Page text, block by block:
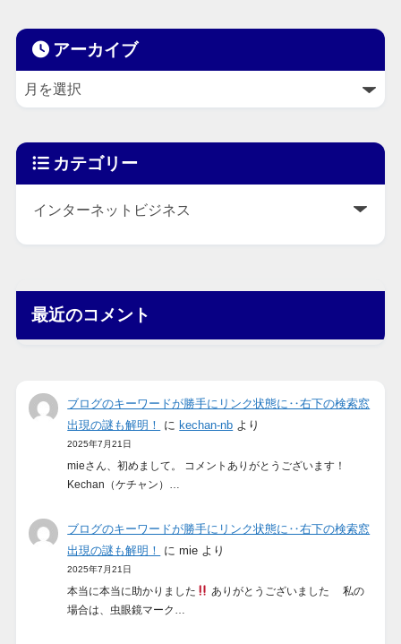
アーカイブ
カテゴリー
最近のコメント
ブログのキーワードが勝手にリンク状態に‥右下の検索窓
出現の謎も解明！
にkechan-nb より
2025年7月21日
mieさん、初めまして。 コメントありがとうございます！
Kechan（ケチャン）…
ブログのキーワードが勝手にリンク状態に‥右下の検索窓
出現の謎も解明！
にmie より
2025年7月21日
本当に本当に助かりました
ありがとうございました 私の
場合は、虫眼鏡マーク…